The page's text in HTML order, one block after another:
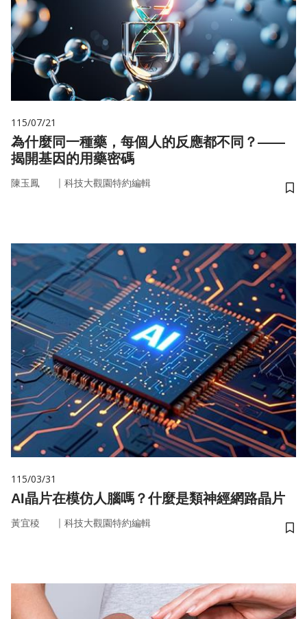
115/07/21
為什麼同一種藥，每個人的反應都不同？——
揭開基因的用藥密碼
陳玉鳳 ｜ 科技大觀園特約編輯
儲
115/03/31
AI晶片在模仿人腦嗎？什麼是類神經網路晶片
黃宜稜 ｜ 科技大觀園特約編輯
儲